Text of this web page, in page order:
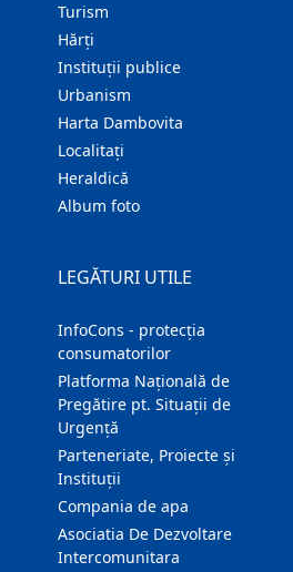
Turism
Hărţi
Instituţii publice
Urbanism
Harta Dambovita
Localitaţi
Heraldică
Album foto
LEGĂTURI UTILE
InfoCons - protecția
consumatorilor
Platforma Națională de
Pregătire pt. Situații de
Urgență
Parteneriate, Proiecte și
Instituții
Compania de apa
Asociatia De Dezvoltare
Intercomunitara